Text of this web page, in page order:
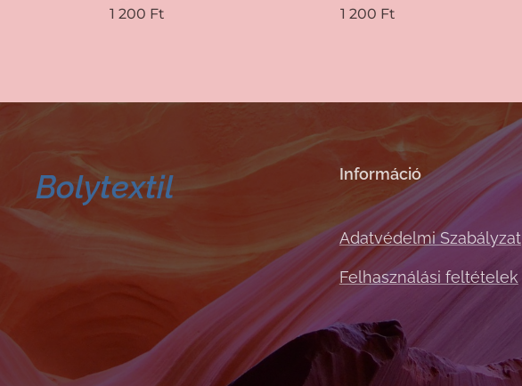
1 200 Ft 1 200 Ft
Bolytextil Információ
Adatvédelmi Szabályzat
Felhasználási feltételek